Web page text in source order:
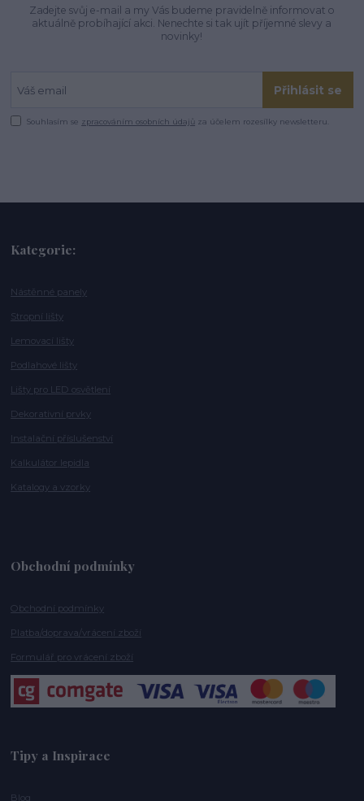
Zadejte svůj e-mail a my Vás budeme pravidelně informovat o
aktuálně probíhající akci. Nenechte si tak ujít příjemné slevy a
novinky!
Přihlásit se
Souhlasím se zpracováním osobních údajů za účelem rozesílky newsletteru.
Kategorie:
Nástěnné panely
Stropní lišty
Lemovací lišty
Podlahové lišty
Lišty pro LED osvětlení
Dekorativní prvky
Instalační příslušenství
Kalkulátor lepidla
Katalogy a vzorky
Obchodní podmínky
Obchodní podmínky
Platba/doprava/vrácení zboží
Formulář pro vrácení zboží
Tipy a Inspirace
Blog